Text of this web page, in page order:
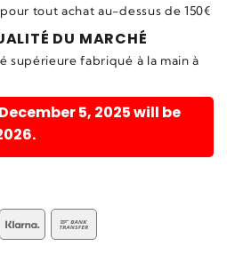
tout achat au-dessus de 150€
DU MARCHÉ
supérieure fabriqué à la main à
5, 2025 will be
Klarna
Transfer